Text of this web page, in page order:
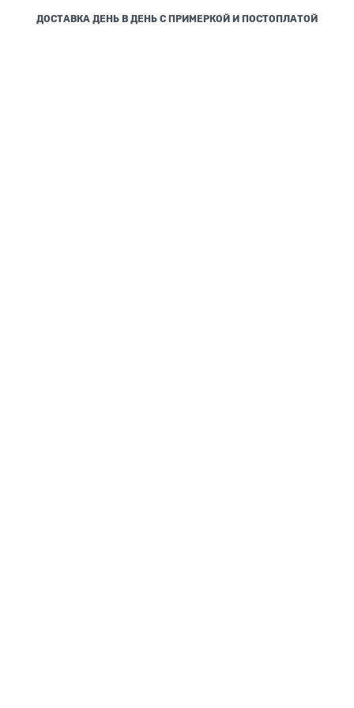
ДОСТАВКА ДЕНЬ В ДЕНЬ С ПРИМЕРКОЙ И ПОСТОПЛАТОЙ